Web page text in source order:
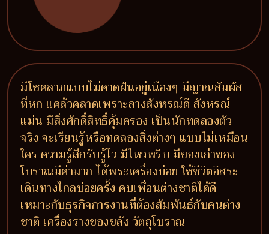
มีโชคลาภแบบไม่คาดฝันอยู่เนืองๆ มีญาณสัมผัส
ที่หก แคล้วคลาดเพราะลางสังหรณ์ดี สังหรณ์
แม่น มีสิ่งศักดิ์สิทธิ์คุ้มครอง เป็นนักทดลองตัว
จริง จะเรียนรู้หรือทดลองสิ่งต่างๆ แบบไม่เหมือน
ใคร ความรู้สึกรับรู้ไว มีไหวพริบ มีของเก่าของ
โบราณมีค่ามาก ได้พระเครื่องบ่อย ใช้ชีวิตอิสระ
เดินทางไกลบ่อยครั้ง คบเพื่อนต่างชาติได้ดี
เหมาะกับธุรกิจการงานที่ต้องสัมพันธ์กับคนต่าง
ชาติ เครื่องรางของขลัง วัตถุโบราณ